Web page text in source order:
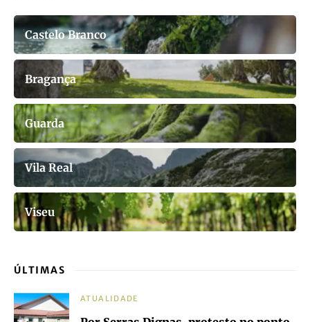
Castelo Branco
Bragança
Guarda
Vila Real
Viseu
ÚLTIMAS
ATUALIDADE